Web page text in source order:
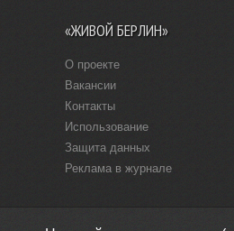
«ЖИВОЙ БЕРЛИН»
О проекте
Вакансии
Контакты
Использование
Защита данных
Реклама в журнале